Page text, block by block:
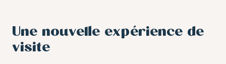
Une nouvelle expérience de
visite